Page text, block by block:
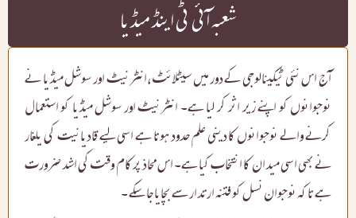
شعبہ آئی ٹی اینڈ میڈیا
آج اس نئی ٹیکینالوجی کے دور میں سیٹلائٹ ،انٹرنیٹ اور سوشل میڈیا نے
نوجوانوں کو اپنے زیر اثر کر لیا ہے۔ انٹرنیٹ اور سوشل میڈیا کو استعمال
کرنے والے نوجوانوں کا دینی علم حدود ہوتا ہے اسی لیے قادیانیت کی یلغار
نے بھی اسی میدان کا انتخاب کیا ہے۔ اس محاذ پر کام وقت کی اشد ضرورت
ہے تاکہ نوجوان نسل کو فتنہ ارتدار سے بچایا جا سکے ۔